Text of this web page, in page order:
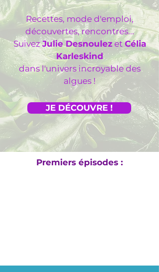
Recettes, mode d'emploi,
découvertes, rencontres...
SuivezJulie DesnoulezetCélia
Karleskind
dans l'univers incroyable des
algues !
JE DÉCOUVRE !
Premiers épisodes :